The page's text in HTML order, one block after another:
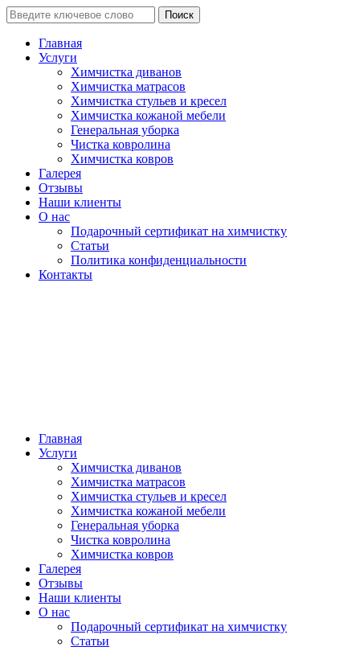
Поиск
Главная
Услуги
Химчистка диванов
Химчистка матрасов
Химчистка стульев и кресел
Химчистка кожаной мебели
Генеральная уборка
Чистка ковролина
Химчистка ковров
Галерея
Отзывы
Наши клиенты
О нас
Подарочный сертификат на химчистку
Статьи
Политика конфиденциальности
Контакты
Главная
Услуги
Химчистка диванов
Химчистка матрасов
Химчистка стульев и кресел
Химчистка кожаной мебели
Генеральная уборка
Чистка ковролина
Химчистка ковров
Галерея
Отзывы
Наши клиенты
О нас
Подарочный сертификат на химчистку
Статьи